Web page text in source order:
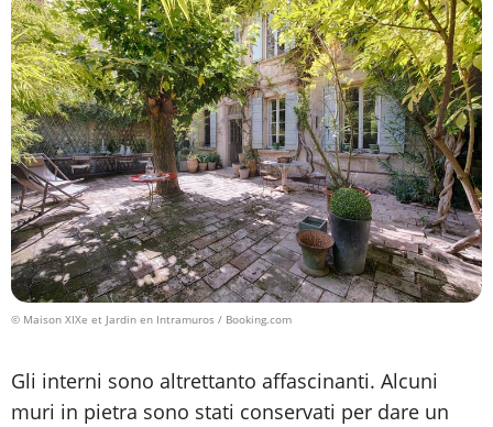
© Maison XIXe et Jardin en Intramuros / Booking.com
Gli interni sono altrettanto affascinanti. Alcuni
muri in pietra sono stati conservati per dare un